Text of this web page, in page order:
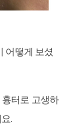
어떻게 보셨
터로 고생하
.